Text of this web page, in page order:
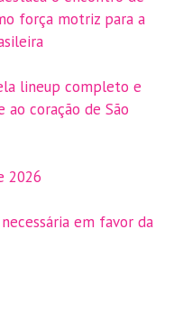
força motriz para a
lineup completo e
coração de São
2026
em favor da